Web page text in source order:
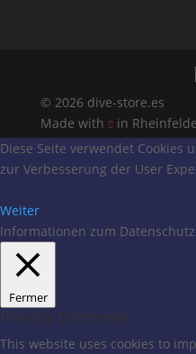
© 2026 dive-store.es
Made with  in
Diese Seite verwendet Cookies
zur Verbesserung der User
Weiter
Informationen zum Datenschutz
Fermer
Privacy Overview
This website uses cookies to